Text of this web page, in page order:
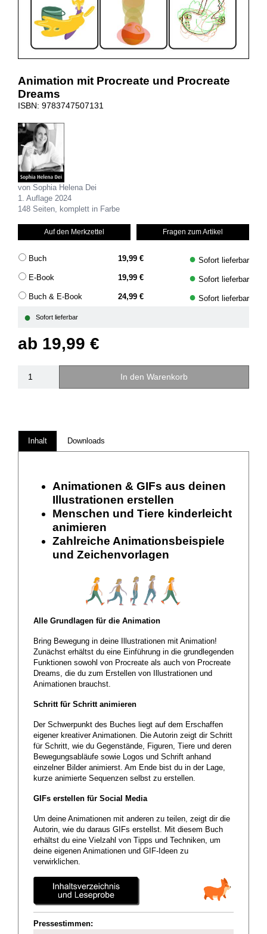
Animation mit Procreate und Procreate
Dreams
ISBN: 9783747507131
von Sophia Helena Dei
1. Auflage 2024
148 Seiten, komplett in Farbe
Auf den Merkzettel Fragen zum Artikel
Buch 19,99 € ● Sofort lieferbar
E-Book 19,99 € ● Sofort lieferbar
Buch & E-Book 24,99 € ● Sofort lieferbar
● Sofort lieferbar
ab 19,99 €
In den Warenkorb
Inhalt Downloads
Animationen & GIFs aus deinen
Illustrationen erstellen
Menschen und Tiere kinderleicht
animieren
Zahlreiche Animationsbeispiele
und Zeichenvorlagen
Alle Grundlagen für die Animation
Bring Bewegung in deine Illustrationen mit Animation!
Zunächst erhältst du eine Einführung in die grundlegenden
Funktionen sowohl von Procreate als auch von Procreate
Dreams, die du zum Erstellen von Illustrationen und
Animationen brauchst.
Schritt für Schritt animieren
Der Schwerpunkt des Buches liegt auf dem Erschaffen
eigener kreativer Animationen. Die Autorin zeigt dir Schritt
für Schritt, wie du Gegenstände, Figuren, Tiere und deren
Bewegungsabläufe sowie Logos und Schrift anhand
einzelner Bilder animierst. Am Ende bist du in der Lage,
kurze animierte Sequenzen selbst zu erstellen.
GIFs erstellen für Social Media
Um deine Animationen mit anderen zu teilen, zeigt dir die
Autorin, wie du daraus GIFs erstellst. Mit diesem Buch
erhältst du eine Vielzahl von Tipps und Techniken, um
deine eigenen Animationen und GIF-Ideen zu
verwirklichen.
Pressestimmen: